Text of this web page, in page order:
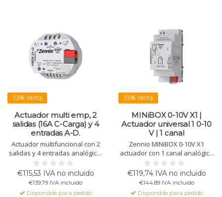
23% Venta
Actuador multi emp, 2
salidas (16A C-Carga) y 4
entradas A-D.
Actuador multifuncional con 2
salidas y 4 entradas analógico-
digitales. Control manual, 4
termostatos, 10 funciones
lógicas y gestión de iluminación
avanzada.
€115,53 IVA no incluido
€139,79 IVA incluido
Disponible para pedido
23% Venta
MINiBOX 0-10V X1 |
Actuador universal 1 0-10
V | 1 canal
Zennio MINiBOX 0-10V X1
actuador con 1 canal analógico
configurable como salida 0-10
V, entrada 0-10 V o 4-20 mA.
Incluye control manual y
funciones lógicas.
€119,74 IVA no incluido
€144,89 IVA incluido
Disponible para pedido